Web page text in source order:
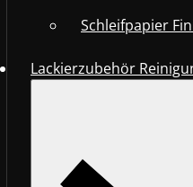
Schleifpapier
Lackierzubehör